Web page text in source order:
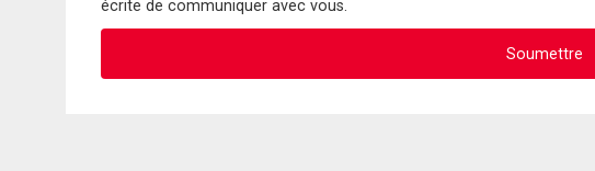
écrite de communiquer avec vous.